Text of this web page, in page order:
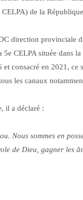
de la
direction provinciale
5e CELPA située dans
consacré en 2021, ce
les canaux
il a déclaré :
Nous sommes en
de Dieu, gagner les